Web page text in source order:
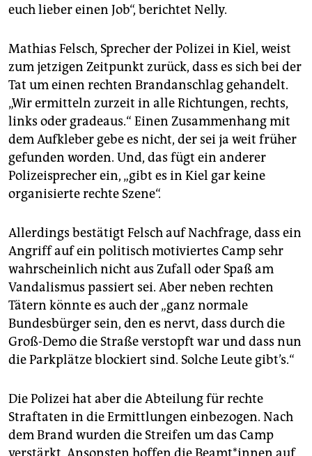
euch lieber einen Job“, berichtet Nelly.
Mathias Felsch, Sprecher der Polizei in Kiel, weist
zum jetzigen Zeitpunkt zurück, dass es sich bei der
Tat um einen rechten Brandanschlag gehandelt.
„Wir ermitteln zurzeit in alle Richtungen, rechts,
links oder gradeaus.“ Einen Zusammenhang mit
dem Aufkleber gebe es nicht, der sei ja weit früher
gefunden worden. Und, das fügt ein anderer
Polizeisprecher ein, „gibt es in Kiel gar keine
organisierte rechte Szene“.
Allerdings bestätigt Felsch auf Nachfrage, dass ein
Angriff auf ein politisch motiviertes Camp sehr
wahrscheinlich nicht aus Zufall oder Spaß am
Vandalismus passiert sei. Aber neben rechten
Tätern könnte es auch der „ganz normale
Bundesbürger sein, den es nervt, dass durch die
Groß-Demo die Straße verstopft war und dass nun
die Parkplätze blockiert sind. Solche Leute gibt’s.“
Die Polizei hat aber die Abteilung für rechte
Straftaten in die Ermittlungen einbezogen. Nach
dem Brand wurden die Streifen um das Camp